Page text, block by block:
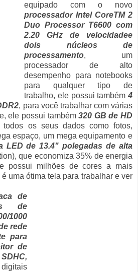
equipado com o novo
processador Intel CoreTM 2
Duo Processor T6600 com
2.20 GHz de velocidadee
dois núcleos de
processamento, um
processador de alto
desempenho para notebooks
para qualquer tipo de
trabalho, ele possui também4
, para você trabalhar com várias
ele possui também320 GB de HD
todos os seus dados como fotos,
espaço, um mega equipamento e
LED de 13.4" polegadas de alta
que economiza 35% de energia
possui milhões de cores a mais
uma ótima tela para trabalhar e ver
de
de
1000
rede
para
de